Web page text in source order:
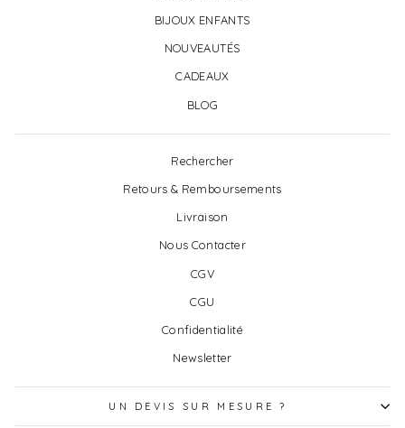
BIJOUX ENFANTS
NOUVEAUTÉS
CADEAUX
BLOG
Rechercher
Retours & Remboursements
Livraison
Nous Contacter
CGV
CGU
Confidentialité
Newsletter
UN DEVIS SUR MESURE ?